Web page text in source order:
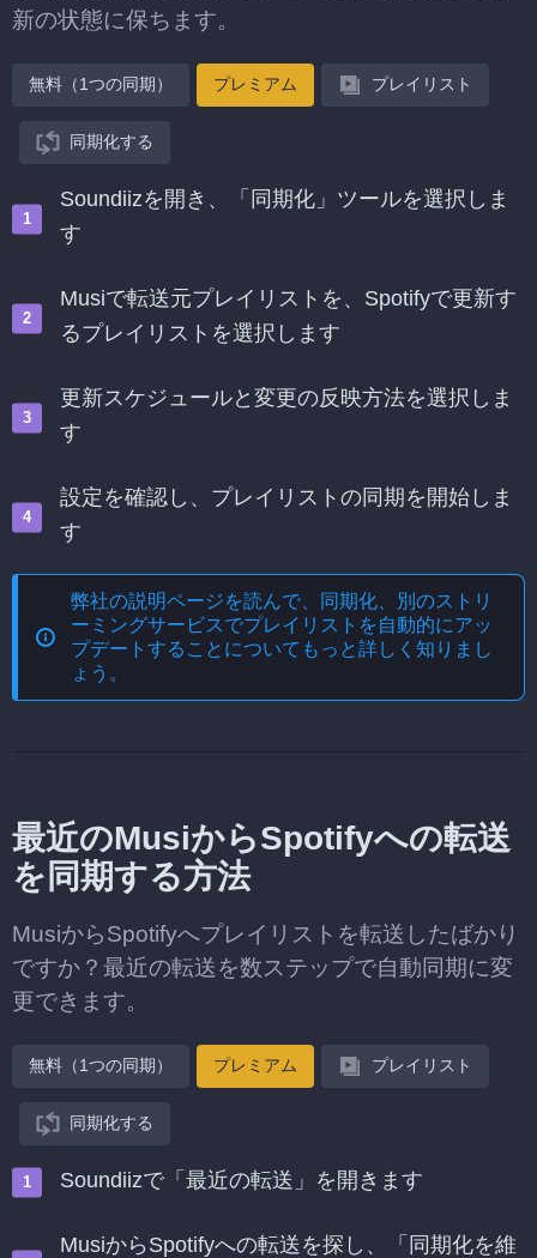
新の状態に保ちます。
無料（1つの同期） プレミアム プレイリスト
同期化する
Soundiizを開き、「同期化」ツールを選択しま
す
Musiで転送元プレイリストを、Spotifyで更新す
るプレイリストを選択します
更新スケジュールと変更の反映方法を選択しま
す
設定を確認し、プレイリストの同期を開始しま
す
弊社の説明ページを読んで、
同期化、別のストリ
ーミングサービスでプレイリストを自動的にアッ
プデートする ことについてもっと詳しく知りまし
ょう。
最近のMusiからSpotifyへの転送
を同期する方法
MusiからSpotifyへプレイリストを転送したばかり
ですか？最近の転送を数ステップで自動同期に変
更できます。
無料（1つの同期） プレミアム プレイリスト
同期化する
Soundiizで「最近の転送」を開きます
MusiからSpotifyへの転送を探し、「同期化を維